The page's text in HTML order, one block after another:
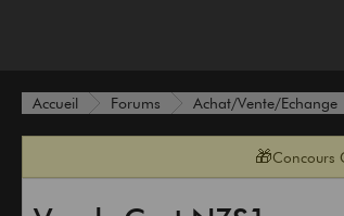
Accueil Forums Achat/Vente/Echange
🎁Concours